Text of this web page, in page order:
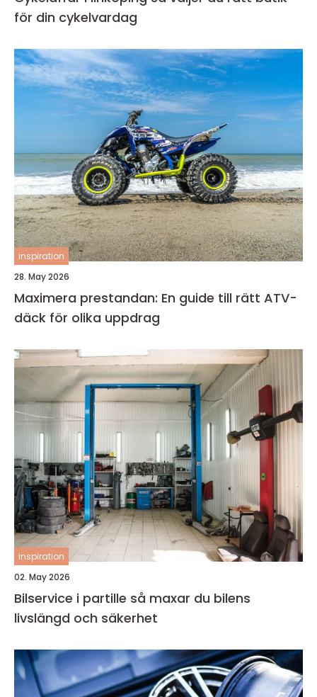
för din cykelvardag
inspiration
28. May 2026
Maximera prestandan: En guide till rätt ATV-
däck för olika uppdrag
inspiration
02. May 2026
Bilservice i partille så maxar du bilens
livslängd och säkerhet